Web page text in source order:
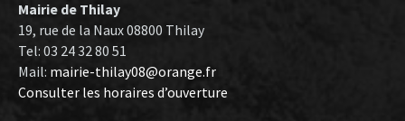
Mairie de Thilay
19, rue de la Naux 08800 Thilay
Tel: 03 24 32 80 51
Mail: mairie-thilay08@orange.fr
Consulter les horaires d’ouverture